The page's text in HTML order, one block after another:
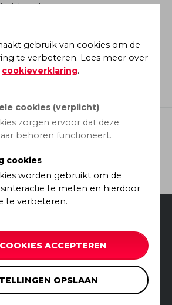
gebruik van cookies om de
te verbeteren. Lees meer over
cookieverklaring.
cookies (verplicht)
zorgen ervoor dat deze
behoren functioneert.
cookies
worden gebruikt om de
te meten en hierdoor
te verbeteren.
ACCEPTEREN
OPSLAAN
Privacy
Cookie instellingen
byBrandeniers & Imitto